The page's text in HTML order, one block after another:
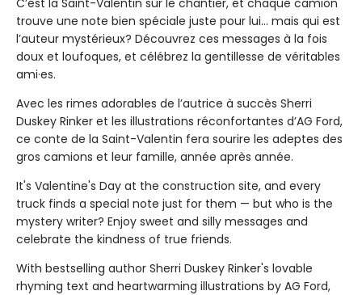
C’est la Saint-Valentin sur le chantier, et chaque camion
trouve une note bien spéciale juste pour lui... mais qui est
l’auteur mystérieux? Découvrez ces messages à la fois
doux et loufoques, et célébrez la gentillesse de véritables
ami·es.
Avec les rimes adorables de l’autrice à succès Sherri
Duskey Rinker et les illustrations réconfortantes d’AG Ford,
ce conte de la Saint-Valentin fera sourire les adeptes des
gros camions et leur famille, année après année.
It's Valentine's Day at the construction site, and every
truck finds a special note just for them — but who is the
mystery writer? Enjoy sweet and silly messages and
celebrate the kindness of true friends.
With bestselling author Sherri Duskey Rinker's lovable
rhyming text and heartwarming illustrations by AG Ford,